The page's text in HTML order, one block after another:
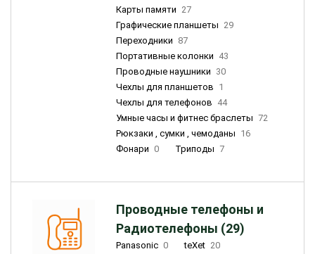
Карты памяти 27
Графические планшеты 29
Переходники 87
Портативные колонки 43
Проводные наушники 30
Чехлы для планшетов 1
Чехлы для телефонов 44
Умные часы и фитнес браслеты 72
Рюкзаки , сумки , чемоданы 16
Фонари 0 Триподы 7
Проводные телефоны и
Радиотелефоны (29)
Panasonic 0 teXet 20